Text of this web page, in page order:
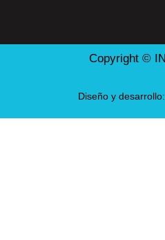
Copyright ©
Diseño y desarrollo: